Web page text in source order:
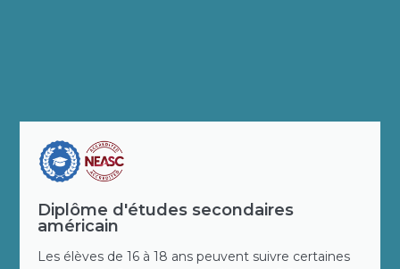
Diplôme d'études secondaires
américain
Les élèves de 16 à 18 ans peuvent suivre certaines